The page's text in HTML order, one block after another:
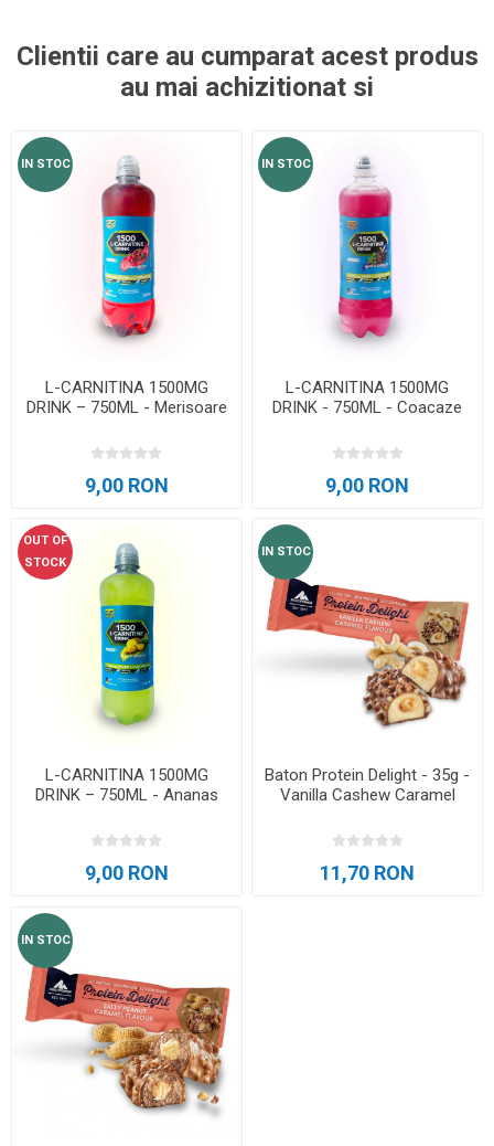
Clientii care au cumparat acest produs
au mai achizitionat si
IN STOC
L-CARNITINA 1500MG
DRINK – 750ML - Merisoare
9,00 RON
IN STOC
L-CARNITINA 1500MG
DRINK - 750ML - Coacaze
9,00 RON
OUT OF
STOCK
L-CARNITINA 1500MG
DRINK – 750ML - Ananas
9,00 RON
IN STOC
Baton Protein Delight - 35g -
Vanilla Cashew Caramel
11,70 RON
IN STOC